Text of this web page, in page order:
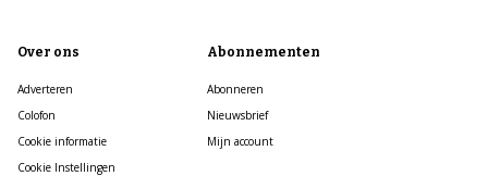
Over ons
Adverteren
Colofon
Cookie informatie
Cookie Instellingen
Abonnementen
Abonneren
Nieuwsbrief
Mijn account